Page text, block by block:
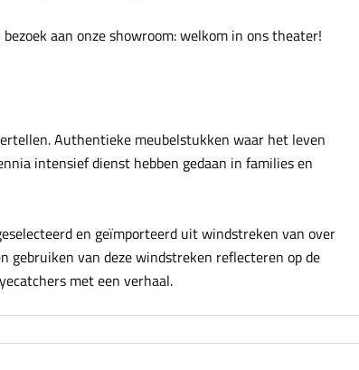
aan onze showroom: welkom in ons theater!
Authentieke meubelstukken waar het leven
intensief dienst hebben gedaan in families en
en geïmporteerd uit windstreken van over
gebruiken van deze windstreken reflecteren op de
met een verhaal.